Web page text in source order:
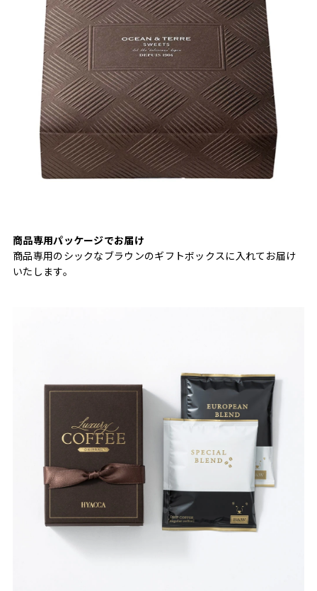
商品専用パッケージでお届け
商品専用のシックなブラウンのギフトボックスに入れてお届け
いたします。